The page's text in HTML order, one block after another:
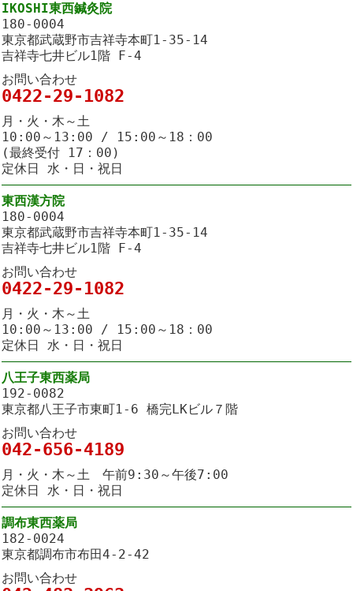
IKOSHI東西鍼灸院
180-0004
東京都武蔵野市吉祥寺本町1-35-14
吉祥寺七井ビル1階 F-4
お問い合わせ
0422-29-1082
月・火・木～土
10:00～13:00 / 15:00～18：00
(最終受付 17：00)
定休日 水・日・祝日
東西漢方院
180-0004
東京都武蔵野市吉祥寺本町1-35-14
吉祥寺七井ビル1階 F-4
お問い合わせ
0422-29-1082
月・火・木～土
10:00～13:00 / 15:00～18：00
定休日 水・日・祝日
八王子東西薬局
192-0082
東京都八王子市東町1-6 橋完LKビル７階
お問い合わせ
042-656-4189
月・火・木～土 午前9:30～午後7:00
定休日 水・日・祝日
調布東西薬局
182-0024
東京都調布市布田4-2-42
お問い合わせ